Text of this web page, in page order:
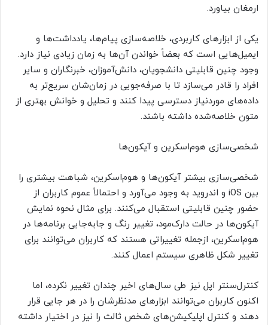
ارمغان بیاورد.
یکی از ابزارهای کاربردی، خلاصه‌سازی پیام‌ها، یادداشت‌‌ها و
ایمیل‌هایی است که بعضاً خواندن آن‌ها به زمان زیادی نیاز دارد.
وجود چنین قابلیتی دانشجویان، دانش‌آموزان، خبرنگاران و سایر
افراد را قادر می‌سازد تا با صرفه‌جویی در زمان‌شان سریع‌تر به
داده‌های موردنیاز دسترسی پیدا کنند و تحلیل و خوانش بهتری از
متون خلاصه‌شده داشته باشند.
شخصی‌سازی هوم‌اسکرین و آیکون‌ها
شخصی‌سازی بیشتر آیکون‌ها و هوم‌اسکرین، شباهت بیشتری را
بین iOS و اندروید به وجود می‌آورد و احتمالاً عموم کاربران از
حضور چنین قابلیتی استقبال می‌کنند. برای مثال نحوه نمایش
آیکون‌ها در حالت دارک‌مود، تغییر رنگ و جابه‌جا‌یی برنامه‌ها در
هوم‌اسکرین، ازجمله تغییراتی هستند که کاربران می‌توانند برای
تغییر شکل ظاهری سیستم اعمال کنند.
کنترل‌سنتر اپل نیز طی سال‌های اخیر چندان تغییر نکرده، اما
اکنون کاربران می‌توانند ابزارهای مدنظرشان را در هر جایی قرار
دهند و کنترل اپلیکیشن‌های شخص ثالث را نیز در اختیار داشته